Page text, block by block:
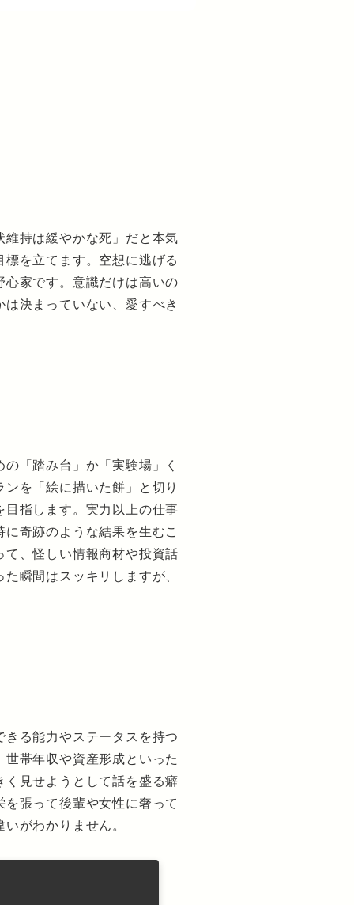
持は緩やかな死」だと本気
を立てます。空想に逃げる
家です。意識だけは高いの
決まっていない、愛すべき
「踏み台」か「実験場」く
を「絵に描いた餅」と切り
指します。実力以上の仕事
奇跡のような結果を生むこ
、怪しい情報商材や投資話
瞬間はスッキリしますが、
る能力やステータスを持つ
帯年収や資産形成といった
見せようとして話を盛る癖
張って後輩や女性に奢って
がわかりません。